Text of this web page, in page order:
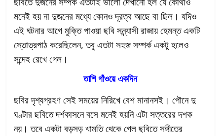
মনেই হয় না দুজনের মধ্যে কোনও দূরত্ব আছে বা ছিল। যদিও
এই ঘটনার আগে মুক্তি পাওয়া ছবি সন্ন্যাসী রাজায় হেমন্ত একটি
স্তোত্রপাঠ করেছিলেন, তবু এতটা সহজ সম্পর্ক একটু হলেও
সন্দেহ রেখে গেল।
তাশি গাঁওয়ে একদিন
ছবির দৃশ্যগ্রহণ সেই সময়ের নিরিখে বেশ মানানসই। পৌনে দু
ঘণ্টার ছবিতে দর্শকাসনে বসে মনেই হয়নি এটা সত্তরের দশক
নয়। তবে একটা বড়সড় খামতি থেকে গেল ছবিতে সঙ্গীতের